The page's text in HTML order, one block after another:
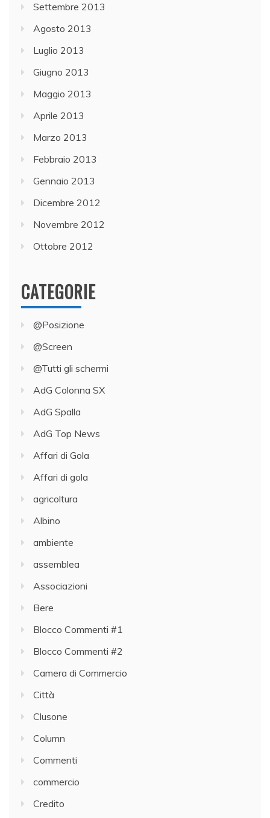
Settembre 2013
Agosto 2013
Luglio 2013
Giugno 2013
Maggio 2013
Aprile 2013
Marzo 2013
Febbraio 2013
Gennaio 2013
Dicembre 2012
Novembre 2012
Ottobre 2012
CATEGORIE
@Posizione
@Screen
@Tutti gli schermi
AdG Colonna SX
AdG Spalla
AdG Top News
Affari di Gola
Affari di gola
agricoltura
Albino
ambiente
assemblea
Associazioni
Bere
Blocco Commenti #1
Blocco Commenti #2
Camera di Commercio
Città
Clusone
Column
Commenti
commercio
Credito